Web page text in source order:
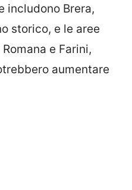
includono Brera,
storico, e le aree
e Farini,
aumentare